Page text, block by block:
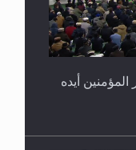
أيده